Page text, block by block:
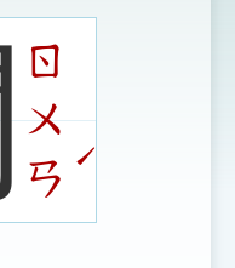
示
ㄖ
ㄨ
ㄢ
ˊ